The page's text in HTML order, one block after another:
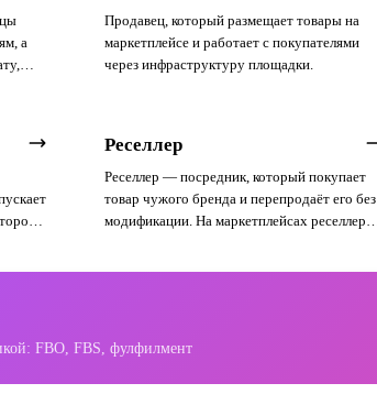
а
Продавец, который размещает товары на
маркетплейсе и работает с покупателями
через инфраструктуру площадки.
Реселлер
Реселлер — посредник, который покупает
товар чужого бренда и перепродаёт его без
модификации. На маркетплейсах реселлеры
FBO, FBS, фулфилмент